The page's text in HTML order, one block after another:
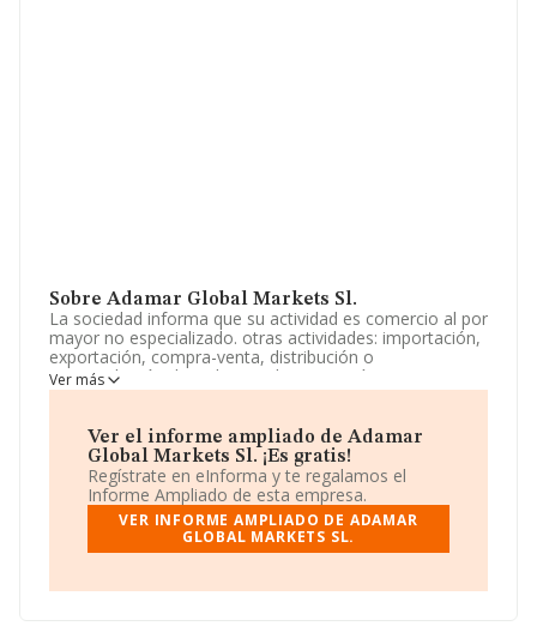
Sobre Adamar Global Markets Sl.
La sociedad informa que su actividad es comercio al por
mayor no especializado. otras actividades: importación,
exportación, compra-venta, distribución o
intermediación de todo tipo de mercancías no
perecederas, principalmente, electrónicas. las
desarrolladas por la sociedad total o parcialmente. La
empresa es una Sociedad Limitada. Su actividad CNAE
es 'Comercio al por mayor no especializado' con código
4690. La empresa realiza actividad internacional tanto
de importación como exportación.
La sociedadAdamar Global Markets S.L, con número
social establecido en Calle Andalucia núm. 2 Loc 3,
Ver más
Ver el informe ampliado de Adamar
Global Markets Sl. ¡Es gratis!
Regístrate en eInforma y te regalamos el
Informe Ampliado de esta empresa.
VER INFORME AMPLIADO DE ADAMAR
GLOBAL MARKETS SL.